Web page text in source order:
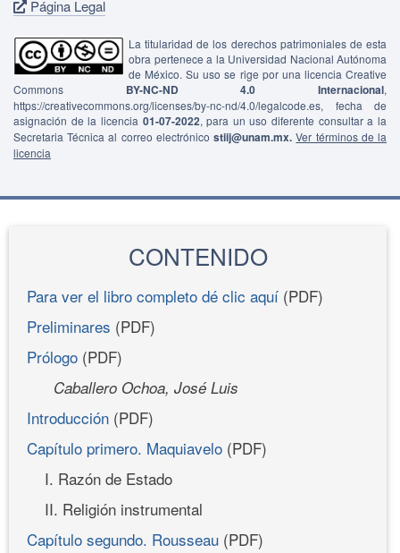
Página Legal
La titularidad de los derechos patrimoniales de esta
obra pertenece a la Universidad Nacional Autónoma
de México. Su uso se rige por una licencia Creative
Commons BY-NC-ND 4.0 Internacional,
https://creativecommons.org/licenses/by-nc-nd/4.0/legalcode.es, fecha de
asignación de la licencia 01-07-2022, para un uso diferente consultar a la
Secretaria Técnica al correo electrónicostiij@unam.mx. Ver términos de la
licencia
CONTENIDO
Para ver el libro completo dé clic aquí (PDF)
Preliminares (PDF)
Prólogo (PDF)
Caballero Ochoa, José Luis
Introducción (PDF)
Capítulo primero. Maquiavelo (PDF)
I. Razón de Estado
II. Religión instrumental
Capítulo segundo. Rousseau (PDF)